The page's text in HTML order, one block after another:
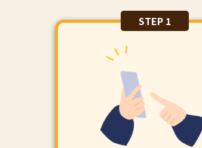
STEP 1